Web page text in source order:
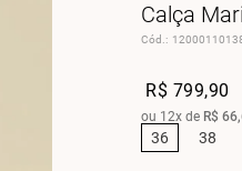
Calça
Cód. :
R$ 799,90
ou 12x de R$ 66,
36 38